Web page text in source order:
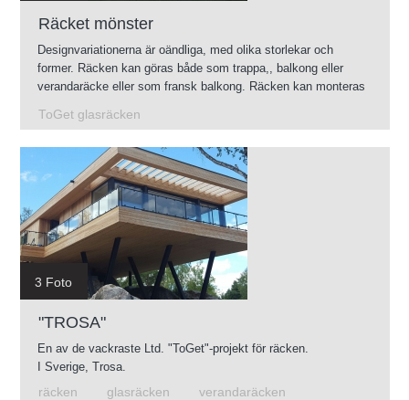
Räcket mönster
Designvariationerna är oändliga, med olika storlekar och
former. Räcken kan göras både som trappa,, balkong eller
verandaräcke eller som fransk balkong. Räcken kan monteras
ToGet glasräcken
3 Foto
"TROSA"
En av de vackraste Ltd. "ToGet"-projekt för räcken.
I Sverige, Trosa.
räcken
glasräcken verandaräcken